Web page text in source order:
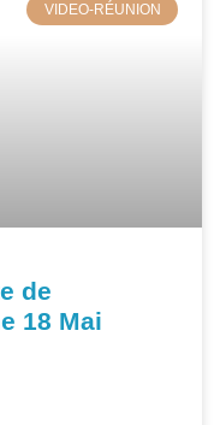
VIDEO-RÉUNION
de
18 Mai